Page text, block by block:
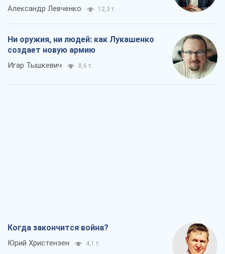
Александр Левченко 12,3 т.
Ни оружия, ни людей: как Лукашенко
создает новую армию
Игар Тышкевич 8,6 т.
Когда закончится война?
Юрий Христензен 4,1 т.